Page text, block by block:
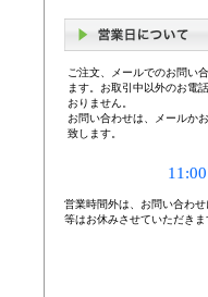
ご注文、メールでのお問い
ます。お取引中以外のお電
おりません。
お問い合わせは、メールか
致します。
営業時間外は、お問い合わ
等はお休みさせていただきま